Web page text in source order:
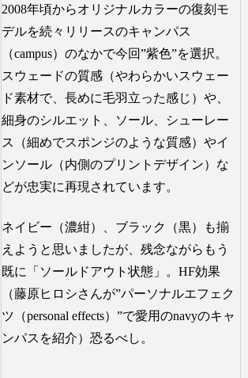
2008年頃からオリジナルカラーの復刻モ
デルを続々リリースのキャンパス
（campus）のなかで今回”紫色”を選択。
スウェードの質感（やわらかいスウェー
ド素材で、長めに毛羽立った感じ）や、
細身のシルエット、ソール、シューレー
ス（細めでスポンジのような質感）やイ
ンソール（内側のプリントデザイン）な
どが忠実に再現されています。
ネイビー（濃紺）、ブラック（黒）も揃
えようと思いましたが、残念ながらもう
既に「ソールドアウト状態」。HF効果
（藤原ヒロシさんが”パーソナルエフェク
ツ（personal effects）”で愛用のnavyのキャ
ンパスを紹介）恐るべし。